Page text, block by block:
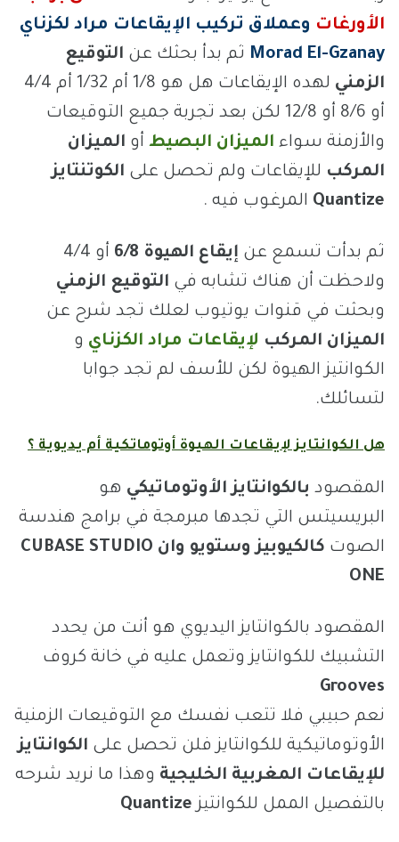
الأورغات وعملاق تركيب الإيقاعات مراد لكزناي
Morad El-Gzanay ثم بدأ بحثك عن التوقيع
الزمني
لهده الإيقاعات هل هو 1/8 أم 1/32 أم 4/4
أو 8/6 أو 12/8 لكن بعد تجربة جميع التوقيعات
والأزمنة سواء الميزان البصيط أو الميزان
المركب للإيقاعات ولم تحصل على الكوتنتايز
Quantize المرغوب فيه .
ثم بدأت تسمع عن إيقاع الهيوة 6/8
أو 4/4
ولاحظت أن هناك تشابه في التوقيع الزمني
وبحثت في قنوات يوتيوب لعلك تجد شرح عن
الميزان المركب لإيقاعات مراد الكزناي و
الكوانتيز الهيوة لكن للأسف لم تجد جوابا
لتسائلك.
هل الكوانتايز لإيقاعات الهيوة أوتوماتكية أم يديوية ؟
المقصود بالكوانتايز الأوتوماتيكي هو
البريسيتس التي تجدها مبرمجة في برامج هندسة
الصوت كالكيوبيز وستويو وان CUBASE STUDIO
ONE
المقصود بالكوانتايز اليديوي هو أنت من يحدد
التشبيك للكوانتايز وتعمل عليه في خانة كروف
Grooves
نعم حبيبي فلا تتعب نفسك مع التوقيعات الزمنية
الأوتوماتيكية للكوانتايز فلن تحصل على الكوانتايز
للإيقاعات المغربية الخليجية وهذا ما نريد شرحه
بالتفصيل الممل للكوانتيز Quantize